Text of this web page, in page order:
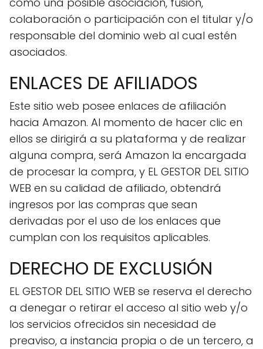
colaboración o participación con el titular y/o
responsable del dominio web al cual estén
asociados.
ENLACES DE AFILIADOS
Este sitio web posee enlaces de afiliación
hacia Amazon. Al momento de hacer clic en
ellos se dirigirá a su plataforma y de realizar
alguna compra, será Amazon la encargada
de procesar la compra, y EL GESTOR DEL SITIO
WEB en su calidad de afiliado, obtendrá
ingresos por las compras que sean
derivadas por el uso de los enlaces que
cumplan con los requisitos aplicables.
DERECHO DE EXCLUSIÓN
EL GESTOR DEL SITIO WEB se reserva el derecho
a denegar o retirar el acceso al sitio web y/o
los servicios ofrecidos sin necesidad de
preaviso, a instancia propia o de un tercero, a